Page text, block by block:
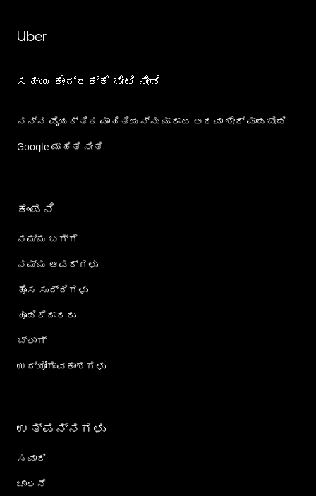
Uber
ಸಹಾಯ ಕೇಂದ್ರಕ್ಕೆ ಭೇಟಿ ನೀಡಿ
ನನ್ನ ವೈಯಕ್ತಿಕ ಮಾಹಿತಿಯನ್ನು ಮಾರಾಟ ಅಥವಾ ಶೇರ್‌ ಮಾಡಬೇಡಿ
Google ಮಾಹಿತಿ ನೀತಿ
ಕಂಪನಿ
ನಮ್ಮ ಬಗ್ಗೆ
ನಮ್ಮ ಆಫರ್‌ಗಳು
ಹೊಸ ಸುದ್ದಿಗಳು
ಹೂಡಿಕೆದಾರರು
ಬ್ಲಾಗ್
ಉದ್ಯೋಗಾವಕಾಶಗಳು
ಉತ್ಪನ್ನಗಳು
ಸವಾರಿ
ಚಾಲನೆ